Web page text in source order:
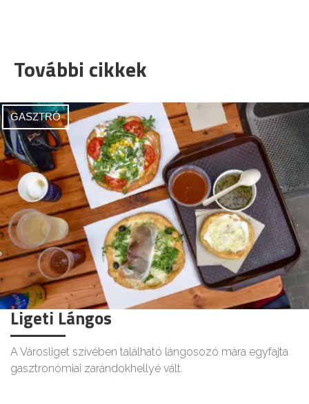
További cikkek
GASZTRÓ
Ligeti Lángos
A Városliget szívében található lángosozó mára egyfajta
gasztronómiai zarándokhellyé vált.